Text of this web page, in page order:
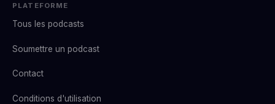
PLATEFORME
Tous les podcasts
Soumettre un podcast
Contact
Conditions d'utilisation